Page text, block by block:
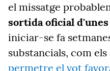
el missatge
sortida oficial
iniciar-se fa
substancials, com els
permetre el vot